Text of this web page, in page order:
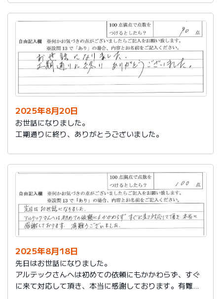
2025年8月20日
お世話になりました。
工期通りに終り、ありがとうございました。
2025年8月18日
先日はお世話になりました。
アルテックさんへは初めての依頼にもかかわらず、すぐ
に来て対応して頂き、本当に感謝しております。有難う